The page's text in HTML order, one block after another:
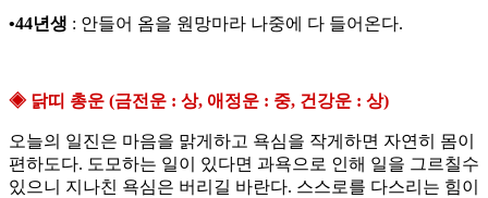
•44년생 : 안들어 옴을 원망마라 나중에 다 들어온다.
◈ 닭띠 총운 (금전운 : 상, 애정운 : 중, 건강운 : 상)
오늘의 일진은 마음을 맑게하고 욕심을 작게하면 자연히 몸이
편하도다. 도모하는 일이 있다면 과욕으로 인해 일을 그르칠수
있으니 지나친 욕심은 버리길 바란다. 스스로를 다스리는 힘이